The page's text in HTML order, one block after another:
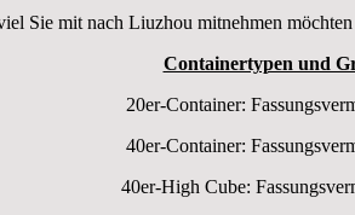
Sie mit nach Liuzhou mitnehmen
Containertypen und
20er-Container:
40er-Container:
40er-High Cube: